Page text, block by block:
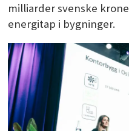
milliarder svenske
energitap i bygninger.